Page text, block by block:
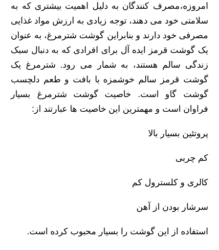
امروزه،مصرف کنندگان به دلیل اهمیت بیشتری که به
سلامتی خود می دهند، توجه زیادی به ارزش مواد غذایی
مصرفی خود دارند و بنابراین گوشت شترمرغ، به عنوان
یک گوشت قرمز ایده آل برای افرادی که به دنبال سبک
زندگی سالم هستند، به شمار می رود. شترمرغ یک
گوشت قرمز سالم خوشمزه با بافت و طعم دلچسب
گوشت گاو است. خاصیت گوشت شترمرغ بسیار
فراوان است و مهمترین این خاصیت ها عبارتند از:
پروتئین بسیار بالا
کم چربی
کالری و کلسترول کم
سرشار بودن از آهن
استفاده از این گوشت را بسیار محبوب کرده است.